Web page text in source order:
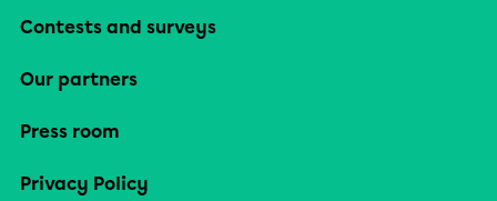
Contests and surveys
Our partners
Press room
Privacy Policy